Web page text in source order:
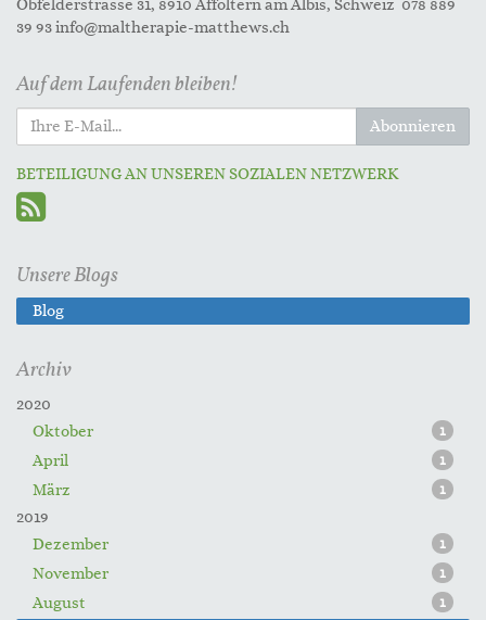
Obfelderstrasse 31, 8910 Affoltern am Albis, Schweiz 078 889
39 93 info@maltherapie-matthews.ch
Auf dem Laufenden bleiben!
Abonnieren
BETEILIGUNG AN UNSEREN SOZIALEN NETZWERK
Unsere Blogs
Blog
Archiv
2020
Oktober
1
April 1
März 1
2019
Dezember
1
November 1
August 1